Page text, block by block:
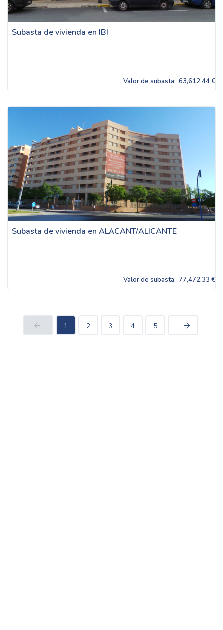
Subasta de vivienda en IBI
Valor de subasta: 63,612.44 €
Subasta de vivienda en ALACANT/ALICANTE
Valor de subasta: 77,472.33 €
1 2 3 4 5